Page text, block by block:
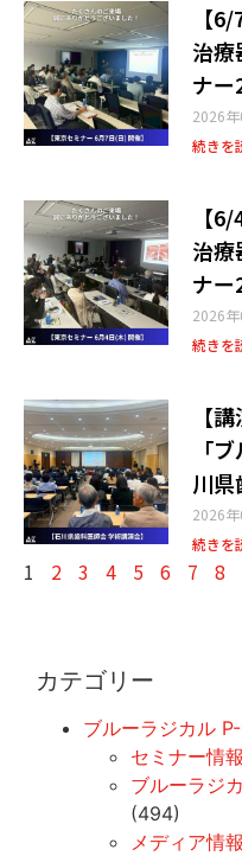
【
治療
ナー
2026
続きを
【
治療
ナー
2026
続きを
【
「
川
2026
続きを
1 2 3 4 5 6 7 8
カテゴリー
ブルーラジカル
セミナー情報
ブルーラジ
(494)
メディア情報